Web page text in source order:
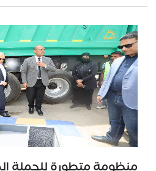
منظومة متطورة للحملة